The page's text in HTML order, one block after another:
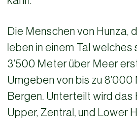
Die Menschen von Hunza,
leben in einem Tal welches
3’500 Meter über Meer
Umgeben von bis zu
Bergen. Unterteilt wird das
Upper, Zentral, und Lower